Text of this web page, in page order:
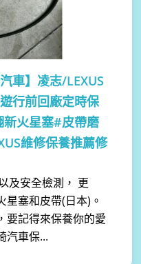
汽車】凌志/LEXUS
行前回廠定時保
火星塞#皮帶磨
維修保養推薦修
及安全檢測， 更
塞和皮帶(日本)。
要記得來保養你的愛
汽車保...